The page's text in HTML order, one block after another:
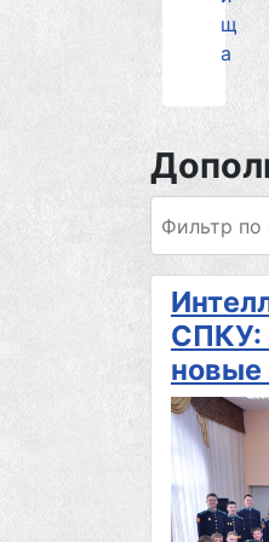
щ
а
СПКУ:
новые